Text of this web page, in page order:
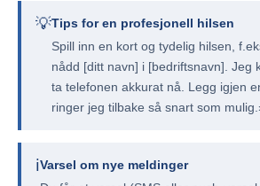
💡Tips for en profesjonell hilsen
Spill inn en kort og tydelig hilsen,
nådd [ditt navn] i [bedriftsnavn]. Jeg
ta telefonen akkurat nå. Legg igjen
ringer jeg tilbake så snart som
ℹ️Varsel om nye meldinger